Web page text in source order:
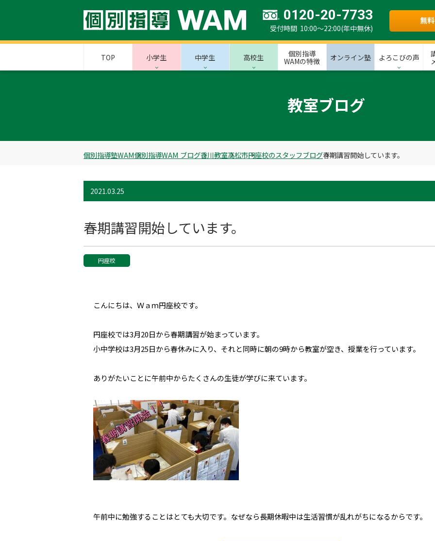
0120-20-7733
受付時間 10:00～22:00(年中無休)
無
TOP 小学生 中学生 高校生
個別指導
WAMの特徴
オンライン塾 よろこびの声
教室ブログ
個別指導塾WAM個別指導WAM ブログ香川教室高松市円座校のスタッフブログ春期講習開始しています。
2021.03.25
春期講習開始しています。
円座校
こんにちは、Ｗａｍ円座校です。
円座校では3月20日から春期講習が始まっています。
小中学校は3月25日から春休みに入り、それと同時に朝の9時から教室が空き、授業を行っています。
ありがたいことに午前中からたくさんの生徒が学びに来ています。
午前中に勉強することはとても大切です。なぜなら長期休暇中は生活習慣が乱れがちになるからです。